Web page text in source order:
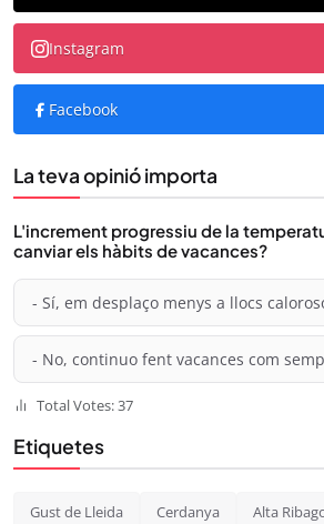
Instagram
Facebook
La teva opinió importa
L'increment progressiu de la
canviar els hàbits de vacances?
- Sí, em desplaço menys a llocs
- No, continuo fent vacances com
Total Votes: 37
Etiquetes
Gust de Lleida Cerdanya Alta